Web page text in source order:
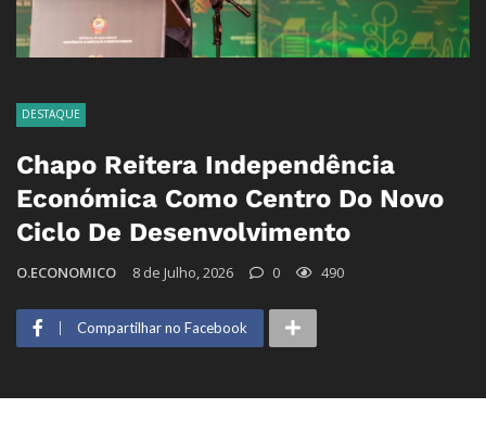
DESTAQUE
Chapo Reitera Independência
Económica Como Centro Do Novo
Ciclo De Desenvolvimento
O.ECONOMICO 8 de Julho, 2026 0 490
Compartilhar no Facebook